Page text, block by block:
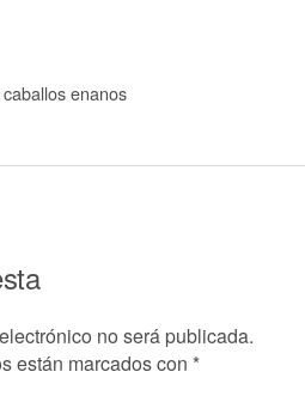
enanos
no será publicada.
están marcados con *